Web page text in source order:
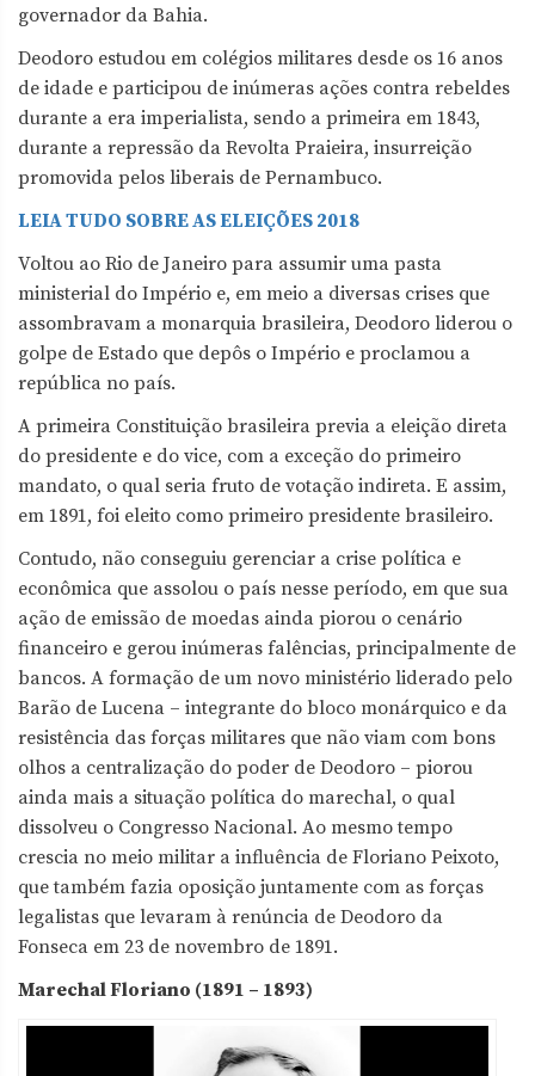
governador da Bahia.
Deodoro estudou em colégios militares desde os 16 anos
de idade e participou de inúmeras ações contra rebeldes
durante a era imperialista, sendo a primeira em 1843,
durante a repressão da Revolta Praieira, insurreição
promovida pelos liberais de Pernambuco.
LEIA TUDO SOBRE AS ELEIÇÕES 2018
Voltou ao Rio de Janeiro para assumir uma pasta
ministerial do Império e, em meio a diversas crises que
assombravam a monarquia brasileira, Deodoro liderou o
golpe de Estado que depôs o Império e proclamou a
república no país.
A primeira Constituição brasileira previa a eleição direta
do presidente e do vice, com a exceção do primeiro
mandato, o qual seria fruto de votação indireta. E assim,
em 1891, foi eleito como primeiro presidente brasileiro.
Contudo, não conseguiu gerenciar a crise política e
econômica que assolou o país nesse período, em que sua
ação de emissão de moedas ainda piorou o cenário
financeiro e gerou inúmeras falências, principalmente de
bancos. A formação de um novo ministério liderado pelo
Barão de Lucena – integrante do bloco monárquico e da
resistência das forças militares que não viam com bons
olhos a centralização do poder de Deodoro – piorou
ainda mais a situação política do marechal, o qual
dissolveu o Congresso Nacional. Ao mesmo tempo
crescia no meio militar a influência de Floriano Peixoto,
que também fazia oposição juntamente com as forças
legalistas que levaram à renúncia de Deodoro da
Fonseca em 23 de novembro de 1891.
Marechal Floriano (1891 – 1893)